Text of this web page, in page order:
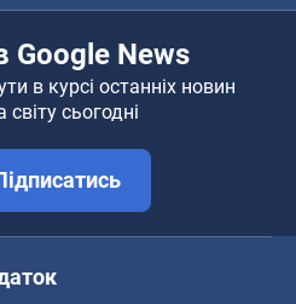
Google News
в курсі останніх новин
світу сьогодні